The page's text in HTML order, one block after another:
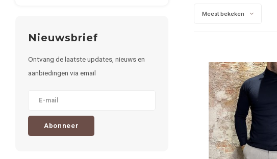
Nieuwsbrief
Ontvang de laatste updates, nieuws en
aanbiedingen via email
Abonneer
Meest bekeken